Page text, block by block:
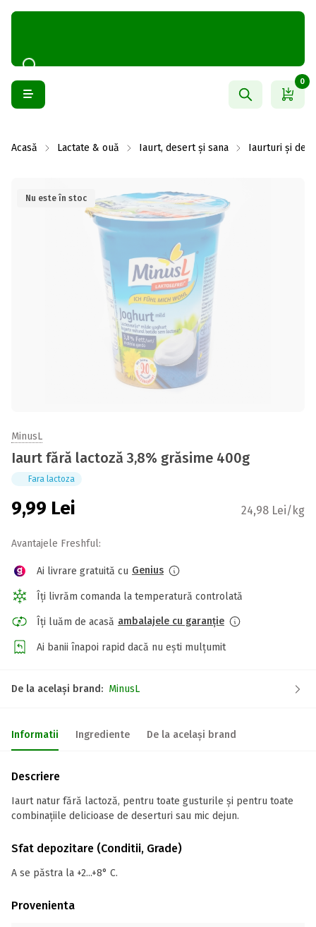
0
Acasă Lactate & ouă Iaurt, desert și sana Iaurturi și
Nu este în stoc
MinusL
Iaurt fără lactoză 3,8% grăsime 400g
Fara lactoza
9,99 Lei 24,98 Lei/kg
Avantajele Freshful:
Ai livrare gratuită cu Genius
Îți livrăm comanda la temperatură controlată
Îți luăm de acasă ambalajele cu garanție
Ai banii înapoi rapid dacă nu ești mulțumit
De la același brand: MinusL
Informatii Ingrediente De la același brand
Descriere
Iaurt natur fără lactoză, pentru toate gusturile și pentru toate
combinațiile delicioase de deserturi sau mic dejun.
Sfat depozitare (Conditii, Grade)
A se păstra la +2...+8° C.
Provenienta